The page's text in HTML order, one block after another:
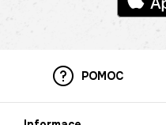
POMOC